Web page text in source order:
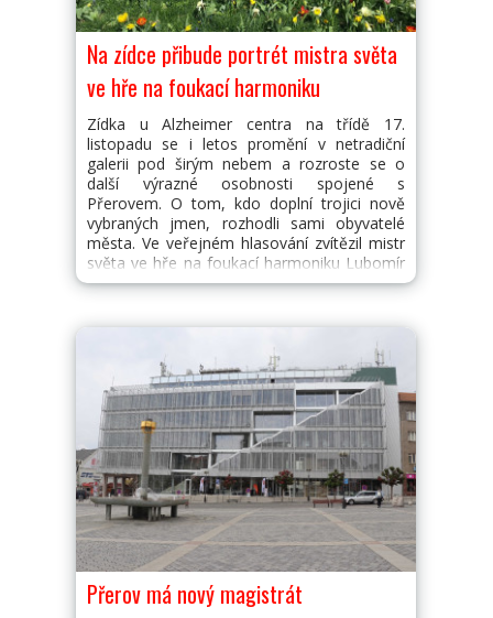
Na zídce přibude portrét mistra světa
ve hře na foukací harmoniku
Zídka u Alzheimer centra na třídě 17.
listopadu se i letos promění v netradiční
galerii pod širým nebem a rozroste se o
další výrazné osobnosti spojené s
Přerovem. O tom, kdo doplní trojici nově
vybraných jmen, rozhodli sami obyvatelé
města. Ve veřejném hlasování zvítězil mistr
světa ve hře na foukací harmoniku Lubomír
Pleva.
Přerov má nový magistrát